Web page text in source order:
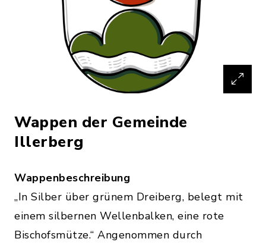
Wappen der Gemeinde
Illerberg
Wappenbeschreibung
„In Silber über grünem Dreiberg, belegt mit
einem silbernen Wellenbalken, eine rote
Bischofsmütze.“ Angenommen durch